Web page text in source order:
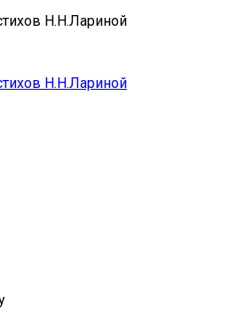
Н.Н.Лариной
Н.Н.Лариной